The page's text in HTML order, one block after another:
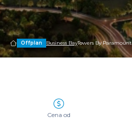
Offplan Business BayTowers By Paramount
Cena od